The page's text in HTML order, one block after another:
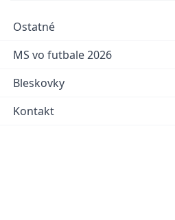
Ostatné
MS vo futbale 2026
Bleskovky
Kontakt
láka! Slovan hlási na
ako 13-tisíc predaných
súboj pre Borbélyho,